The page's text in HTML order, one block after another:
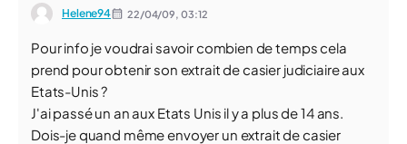
Helene94 22/04/09, 03:12
Pour info je voudrai savoir combien de temps cela
prend pour obtenir son extrait de casier judiciaire aux
Etats-Unis ?
J'ai passé un an aux Etats Unis il y a plus de 14 ans.
Dois-je quand même envoyer un extrait de casier